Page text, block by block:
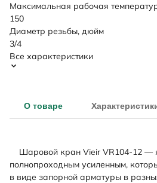
Максимальная рабочая
150
Диаметр резьбы, дюйм
3/4
Все характеристики
О товаре
Шаровой кран Vieir VR104-12 —
полнопроходным усиленным,
в виде запорной арматуры в